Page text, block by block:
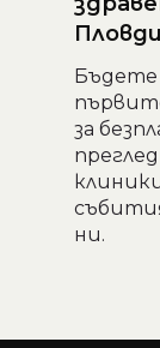
Бъдете
за
ни.